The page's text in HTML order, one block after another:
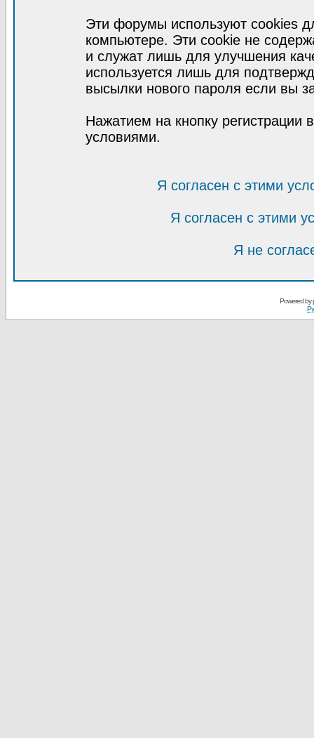
Эти форумы используют cookies
компьютере. Эти cookie не
и служат лишь для улучшения
используется лишь для
высылки нового пароля если вы
Нажатием на кнопку регистрации
условиями.
Я согласен с этими
Я согласен с этими
Я не
Powered by